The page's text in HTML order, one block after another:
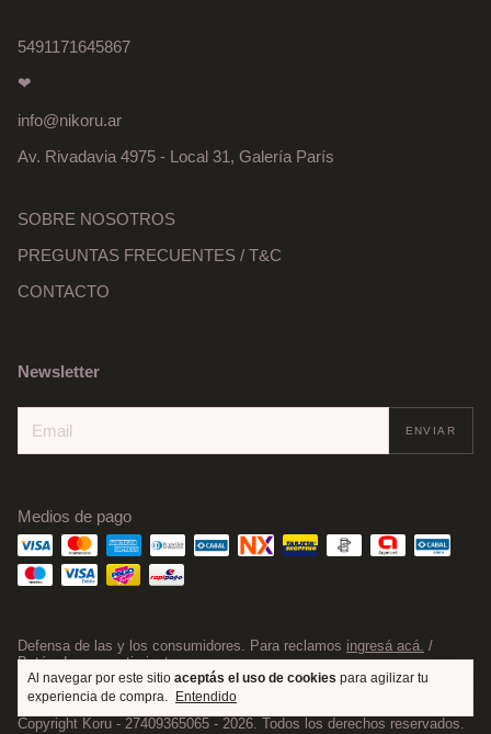
Al navegar por este sitio aceptás el uso de cookies para agilizar tu
experiencia de compra.
Entendido
5491171645867
❤
info@nikoru.ar
Av. Rivadavia 4975 - Local 31, Galería París
SOBRE NOSOTROS
PREGUNTAS FRECUENTES / T&C
CONTACTO
Newsletter
Medios de pago
Defensa de las y los consumidores. Para reclamos ingresá acá. /
Botón de arrepentimiento
Copyright Koru - 27409365065 - 2026. Todos los derechos reservados.